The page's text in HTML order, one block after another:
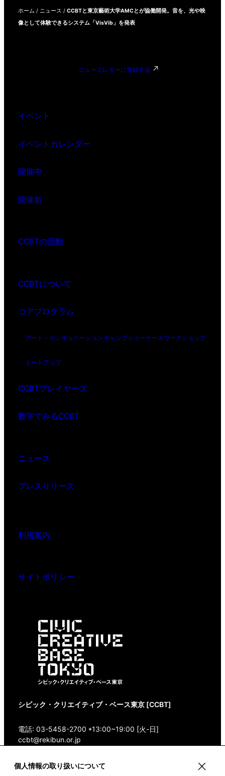
個人情報の取り扱いについて
ホーム / ニュース / CCBTと東京藝術大学AMCとが協働開発。音を、光や映
像として体験できるシステム「VisVib」を発表
ニュースレターに登録する
イベント
イベントカレンダー
開催中
開催前
CCBTの活動
CCBTについて
コアプログラム
アート・インキュベーションキャンプショーケースワークショップ
ミートアップ
CCBTプレイヤーズ
数字でみるCCBT
ニュース
プレスリリース
利用案内
サイトポリシー
シビック・クリエイティブ・ベース東京 [CCBT]
電話: 03-5458-2700 *13:00~19:00 [火-日]
ccbt@rekibun.or.jp
〒150-0001 東京都渋谷区神宮前1-14-4 1/1(ONE)